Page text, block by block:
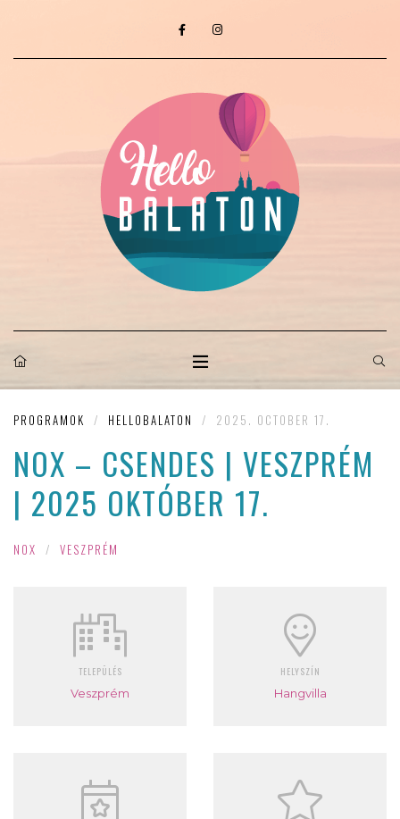
PROGRAMOK / HELLOBALATON / 2025. OCTOBER 17.
NOX – CSENDES | VESZPRÉM
| 2025 OKTÓBER 17.
NOX / VESZPRÉM
TELEPÜLÉS
Veszprém
HELYSZÍN
Hangvilla